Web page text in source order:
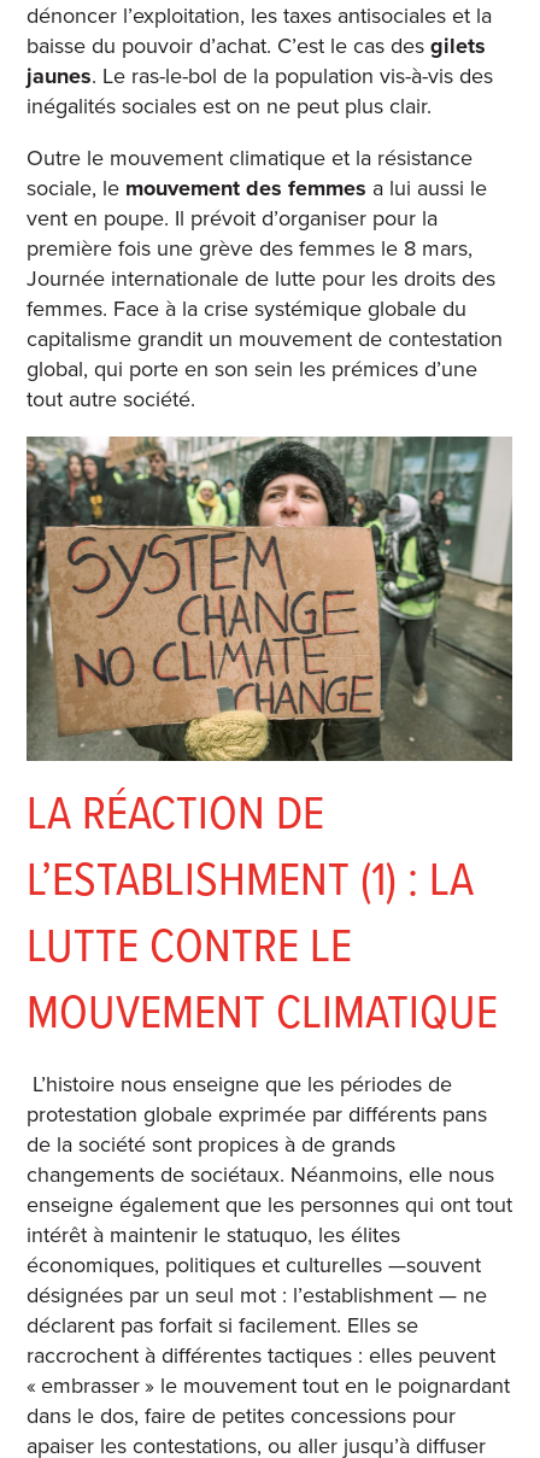
dénoncer l’exploitation, les taxes antisociales et la
baisse du pouvoir d’achat. C’est le cas desgilets
jaunes. Le ras-le-bol de la population vis-à-vis des
inégalités sociales est on ne peut plus clair.
Outre le mouvement climatique et la résistance
sociale, le mouvement des femmes a lui aussi le
vent en poupe. Il prévoit d’organiser pour la
première fois une grève des femmes le 8 mars,
Journée internationale de lutte pour les droits des
femmes. Face à la crise systémique globale du
capitalisme grandit un mouvement de contestation
global, qui porte en son sein les prémices d’une
tout autre société.
LA RÉACTION DE
L’ESTABLISHMENT (1) : LA
LUTTE CONTRE LE
MOUVEMENT CLIMATIQUE
L’histoire nous enseigne que les périodes de
protestation globale exprimée par différents pans
de la société sont propices à de grands
changements de sociétaux. Néanmoins, elle nous
enseigne également que les personnes qui ont tout
intérêt à maintenir le statuquo, les élites
économiques, politiques et culturelles —souvent
désignées par un seul mot : l’establishment — ne
déclarent pas forfait si facilement. Elles se
raccrochent à différentes tactiques : elles peuvent
« embrasser » le mouvement tout en le poignardant
dans le dos, faire de petites concessions pour
apaiser les contestations, ou aller jusqu’à diffuser